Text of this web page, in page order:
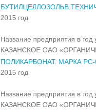
БУТИЛЦЕЛЛОЗОЛЬВ
2015 год
Название предприятия в год
КАЗАНСКОЕ ОАО
ПОЛИКАРБОНАТ. МАРКА PC-
2015 год
Название предприятия в год
КАЗАНСКОЕ ОАО